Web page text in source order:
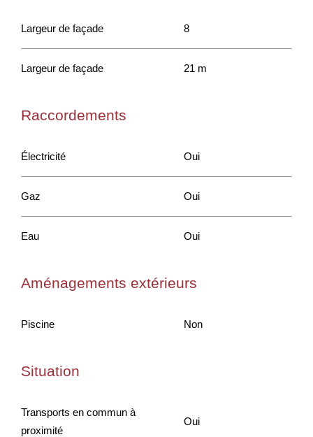
Largeur de façade 8
Largeur de façade 21 m
Raccordements
Électricité Oui
Gaz Oui
Eau Oui
Aménagements extérieurs
Piscine Non
Situation
Transports en commun à
proximité
Oui